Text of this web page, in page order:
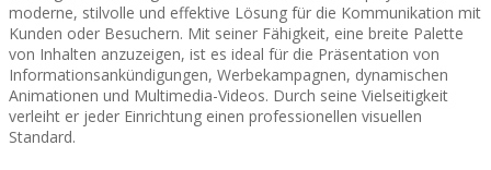
moderne, stilvolle und effektive Lösung für die Kommunikation mit
Kunden oder Besuchern. Mit seiner Fähigkeit, eine breite Palette
von Inhalten anzuzeigen, ist es ideal für die Präsentation von
Informationsankündigungen, Werbekampagnen, dynamischen
Animationen und Multimedia-Videos. Durch seine Vielseitigkeit
verleiht er jeder Einrichtung einen professionellen visuellen
Standard.